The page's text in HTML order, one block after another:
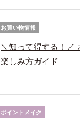
お買い物情報
＼知って得する！／
楽しみ方ガイド
ポイントメイク